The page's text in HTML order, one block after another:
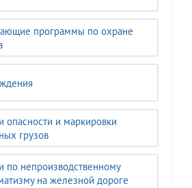
программы по охране
опасности и маркировки
грузов
по непроизводственному
на железной дороге